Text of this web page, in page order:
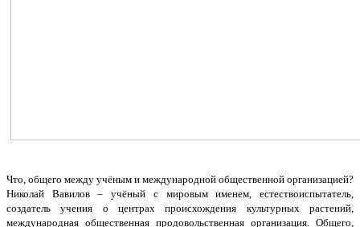
Что, общего между учёным и международной общественной организацией?
Николай Вавилов – учёный с мировым именем, естествоиспытатель,
создатель учения о центрах происхождения культурных растений,
международная общественная продовольственная организация. Общего,